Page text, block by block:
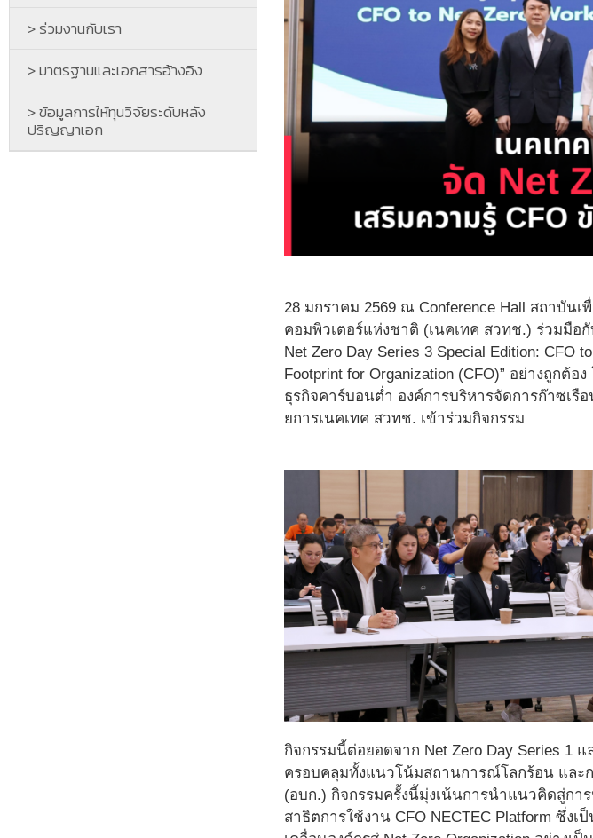
> ร่วมงานกับเรา
> มาตรฐานและเอกสารอ้างอิง
> ข้อมูลการให้ทุนวิจัยระดับหลัง
ปริญญาเอก
28 มกราคม 2569 ณ Conference Hall สถาบัน
คอมพิวเตอร์แห่งชาติ (เนคเทค สวทช.) ร่วมมือ
Net Zero Day Series 3 Special Edition: CFO
Footprint for Organization (CFO)” อย่างถูก
ธุรกิจคาร์บอนต่ำ องค์การบริหารจัดการก๊าซเ
ยการเนคเทค สวทช. เข้าร่วมกิจกรรม
กิจกรรมนี้ต่อยอดจาก Net Zero Day Series 1 แ
ครอบคลุมทั้งแนวโน้มสถานการณ์โลกร้อน และ
(อบก.) กิจกรรมครั้งนี้มุ่งเน้นการนำแนวคิดสู่กา
สาธิตการใช้งาน CFO NECTEC Platform ซึ่